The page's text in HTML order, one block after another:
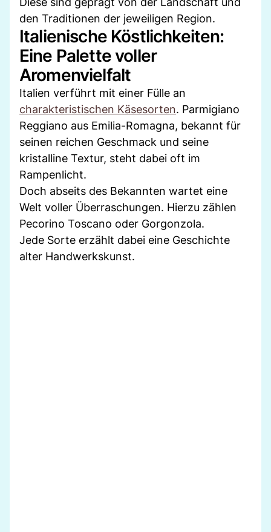
den Traditionen der jeweiligen Region.
Italienische Köstlichkeiten:
Eine Palette voller
Aromenvielfalt
Italien verführt mit einer Fülle an
charakteristischen Käsesorten. Parmigiano
Reggiano aus Emilia-Romagna, bekannt für
seinen reichen Geschmack und seine
kristalline Textur, steht dabei oft im
Rampenlicht.
Doch abseits des Bekannten wartet eine
Welt voller Überraschungen. Hierzu zählen
Pecorino Toscano oder Gorgonzola.
Jede Sorte erzählt dabei eine Geschichte
alter Handwerkskunst.